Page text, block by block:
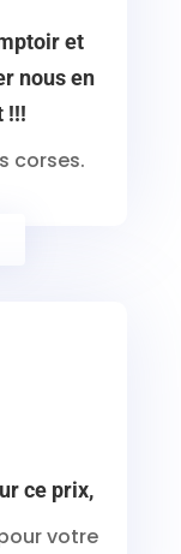
et
nous en
!!!
corses.
ce prix,
votre